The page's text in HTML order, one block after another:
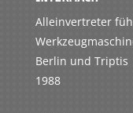
Alleinvertreter
Berlin und Triptis
1988